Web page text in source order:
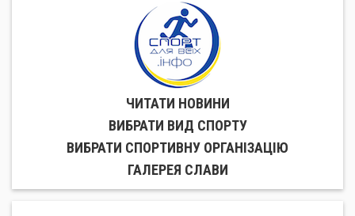
ЧИТАТИ НОВИНИ
ВИБРАТИ ВИД СПОРТУ
ВИБРАТИ СПОРТИВНУ ОРГАНIЗАЦIЮ
ГАЛЕРЕЯ СЛАВИ